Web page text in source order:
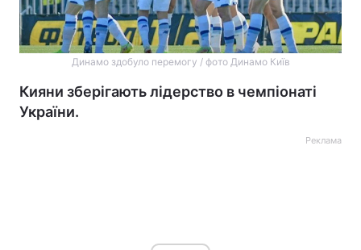
Динамо здобуло перемогу / фото Динамо Київ
Кияни зберігають лідерство в чемпіонаті
України.
Реклама